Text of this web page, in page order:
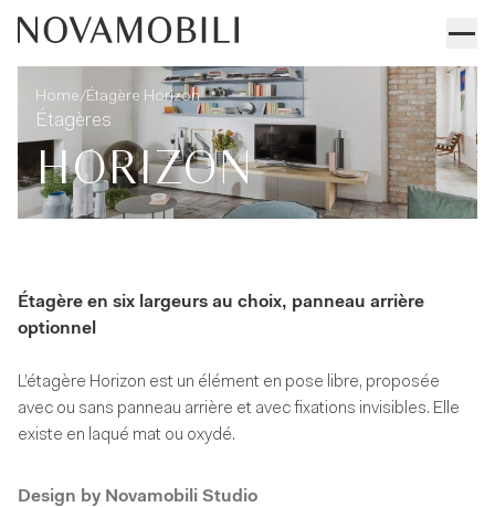
Étagère Horizon
Home/Étagère Horizon
Étagères
HORIZON
Étagère en six largeurs au choix, panneau arrière
optionnel
L’étagère Horizon est un élément en pose libre, proposée
avec ou sans panneau arrière et avec fixations invisibles. Elle
existe en laqué mat ou oxydé.
Design by Novamobili Studio